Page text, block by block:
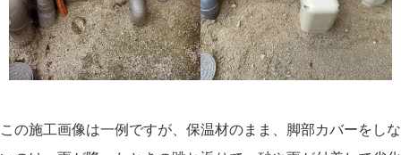
この施工画像は一例ですが、保温材のまま、脚部カバーをしな